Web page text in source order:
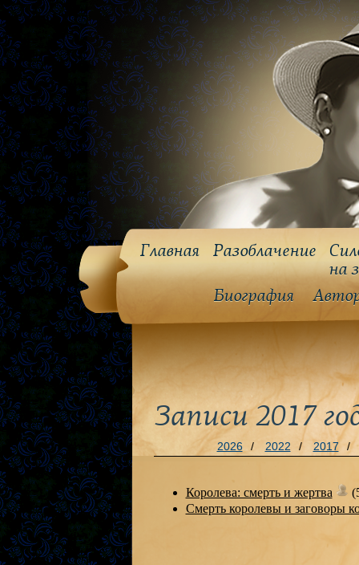
Главная Разоблачение
на
Биография
Записи 2017
2026 / 2022 / 2017 /
Королева: смерть и жертва
Смерть королевы и заговоры